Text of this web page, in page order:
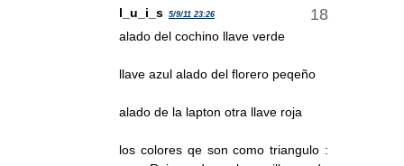
l_u_i_s 5/9/11 23:26
alado del cochino llave verde
llave azul alado del florero peqeño
alado de la lapton otra llave roja
los colores qe son como triangulo :